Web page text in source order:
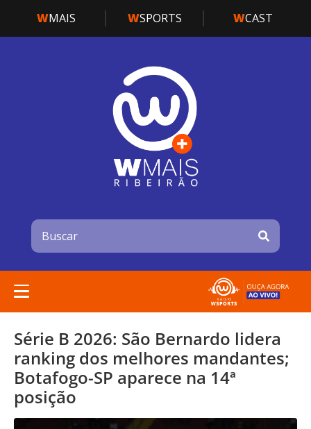
WMAIS WSPORTS WCAST
Série B 2026: São Bernardo lidera
ranking dos melhores mandantes;
Botafogo-SP aparece na 14ª
posição